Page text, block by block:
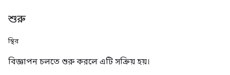
শুরু
স্থির
বিজ্ঞাপন চলতে শুরু করলে এটি সক্রিয় হয়।